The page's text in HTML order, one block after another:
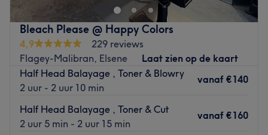
Caroline vous reçoit avec le sourire pour vous proposer
des prestations personnalisées tout en répondant à vos
besoins, afin de sublimer et mettre en valeur votre
chevelure.
Transport public le plus proche
Le métro Roffiaen est uniquement à une minute à pied du
salon.
L’équipe
Bleach Please @ Happy Colors
4,9
229 reviews
Flagey-Malibran, Elsene
Laat zien op de kaart
Half Head Balayage , Toner & Blowry
2 uur - 2 uur 10 min
vanaf €140
Half Head Balayage , Toner & Cut
2 uur 5 min - 2 uur 15 min
vanaf €160